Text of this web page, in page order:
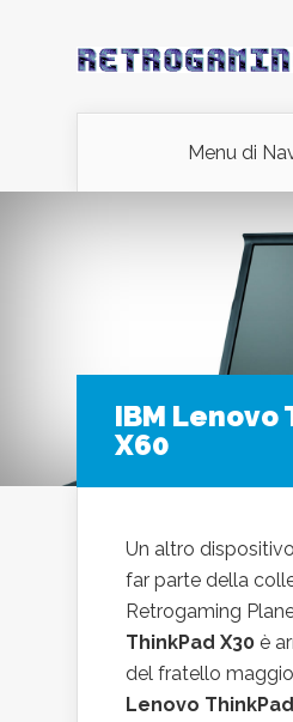
Menu di
IBM Lenovo
X60
Un altro
far parte della
Retrogaming
ThinkPad X30 è
del fratello
Lenovo